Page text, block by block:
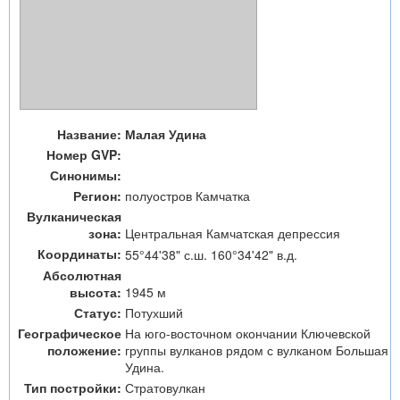
Название: Малая Удина
Номер GVP:
Синонимы:
Регион: полуостров Камчатка
Вулканическая
зона: Центральная Камчатская депрессия
Координаты: 55°44'38" с.ш. 160°34'42" в.д.
Абсолютная
высота: 1945 м
Статус: Потухший
Географическое
положение:
На юго-восточном окончании Ключевской
группы вулканов рядом с вулканом Большая
Удина.
Тип постройки: Стратовулкан